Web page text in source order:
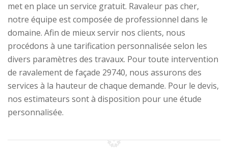
met en place un service gratuit. Ravaleur pas cher,
notre équipe est composée de professionnel dans le
domaine. Afin de mieux servir nos clients, nous
procédons à une tarification personnalisée selon les
divers paramètres des travaux. Pour toute intervention
de ravalement de façade 29740, nous assurons des
services à la hauteur de chaque demande. Pour le devis,
nos estimateurs sont à disposition pour une étude
personnalisée.